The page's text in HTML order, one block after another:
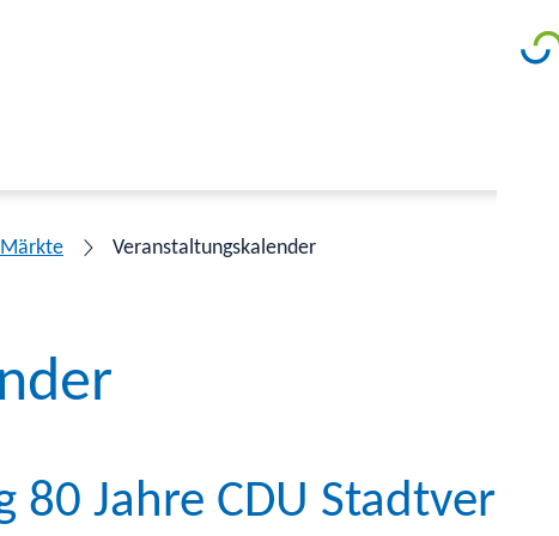
Veranstaltungskalender
Jahre CDU